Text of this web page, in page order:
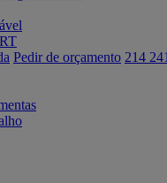
Pedir de orçamento 214